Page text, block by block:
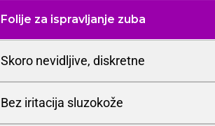
Folije za ispravljanje zuba
Skoro nevidljive, diskretne
Bez iritacija sluzokože